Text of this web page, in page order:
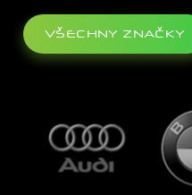
VŠECHNY ZNAČKY